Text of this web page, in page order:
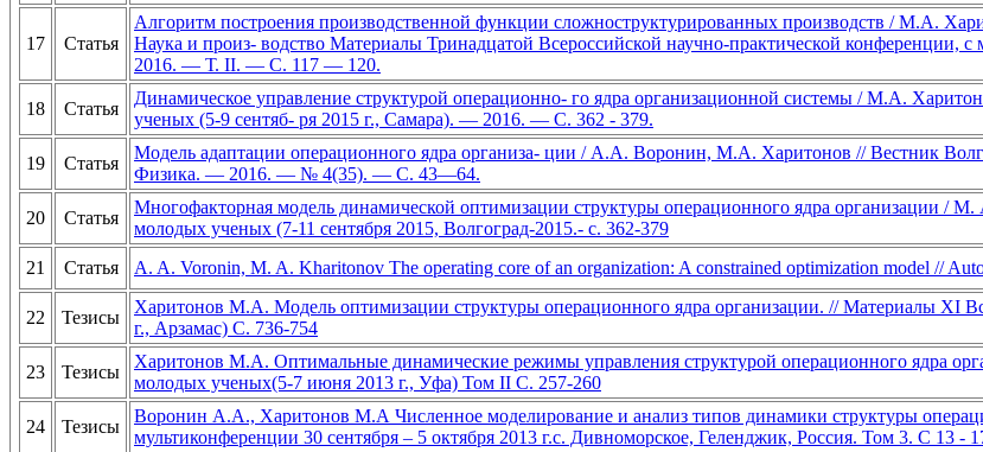
17 Статья
Алгоритм построения производственной функции сложноструктурированных производств / М.А.
Наука и произ- водство Материалы Тринадцатой Всероссийской научно-практической
2016. — Т. II. — C. 117 — 120.
18 Статья
Динамическое управление структурой операционно- го ядра организационной системы / М.А.
ученых (5-9 сентяб- ря 2015 г., Самара). — 2016. — C. 362 - 379.
19 Статья
Модель адаптации операционного ядра организа- ции / А.А. Воронин, М.А. Харитонов // Вестник
Физика. — 2016. — № 4(35). — C. 43—64.
20 Статья
Многофакторная модель динамической оптимизации структуры операционного ядра организации
молодых ученых (7-11 сентября 2015, Волгоград-2015.- с. 362-379
21
Статья A. A. Voronin, M. A. Kharitonov The operating core of an organization: A constrained optimization model //
22 Тезисы
Харитонов М.А. Модель оптимизации структуры операционного ядра организации. // Материалы XI
г., Арзамас) С. 736-754
23 Тезисы
Харитонов М.А. Оптимальные динамические режимы управления структурой операционного ядра
молодых ученых(5-7 июня 2013 г., Уфа) Том II С. 257-260
24 Тезисы
Воронин А.А., Харитонов М.А Численное моделирование и анализ типов динамики структуры
мультиконференции 30 сентября – 5 октября 2013 г.с. Дивноморское, Геленджик, Россия. Том 3. С 13 -